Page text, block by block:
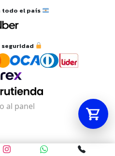
todo el país
seguridad
al panel